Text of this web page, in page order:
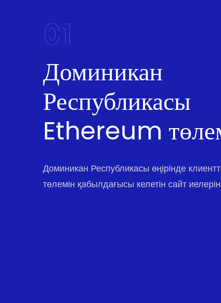
01
Доминикан
Республикасы
Ethereum
Доминикан Республикасы өңірінде
төлемін қабылдағысы келетін сайт